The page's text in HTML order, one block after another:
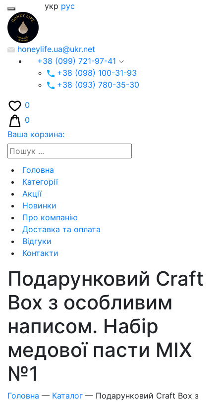
укр рус
honeylife.ua@ukr.net
+38 (099) 721-97-41
+38 (098) 100-31-93
+38 (093) 780-35-30
0
0
Ваша корзина:
Головна
Категорії
Акції
Новинки
Про компанію
Доставка та оплата
Відгуки
Контакти
Подарунковий Craft
Box з особливим
написом. Набір
медової пасти MIX
№1
Головна — Каталог — Подарунковий Craft Box з